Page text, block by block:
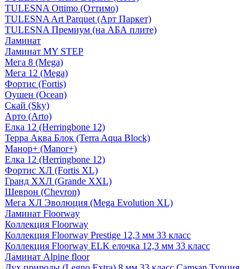
TULESNA Ottimo (Оттимо)
TULESNA Art Parquet (Арт Паркет)
TULESNA Премиум (на АБА плите)
Ламинат
Ламинат MY STEP
Мега 8 (Mega)
Мега 12 (Mega)
Фортис (Fortis)
Оушен (Ocean)
Скай (Sky)
Арто (Arto)
Елка 12 (Herringbone 12)
Терра Аква Блок (Terra Aqua Block)
Манор+ (Manor+)
Елка 12 (Herringbone 12)
Фортис ХЛ (Fortis XL)
Гранд ХХЛ (Grande XXL)
Шеврон (Chevron)
Мега ХЛ Эволюция (Mega Evolution XL)
Ламинат Floorway
Коллекция Floorway
Коллекция Floorway Prestige 12,3 мм 33 класс
Коллекция Floorway ELK елочка 12,3 мм 33 класс
Ламинат Alpine floor